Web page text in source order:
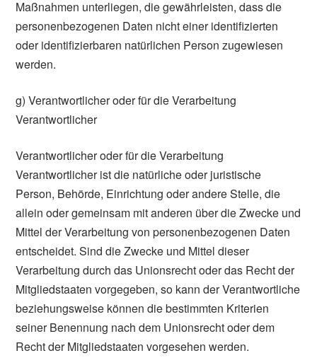
Maßnahmen unterliegen, die gewährleisten, dass die
personenbezogenen Daten nicht einer identifizierten
oder identifizierbaren natürlichen Person zugewiesen
werden.
g) Verantwortlicher oder für die Verarbeitung
Verantwortlicher
Verantwortlicher oder für die Verarbeitung
Verantwortlicher ist die natürliche oder juristische
Person, Behörde, Einrichtung oder andere Stelle, die
allein oder gemeinsam mit anderen über die Zwecke und
Mittel der Verarbeitung von personenbezogenen Daten
entscheidet. Sind die Zwecke und Mittel dieser
Verarbeitung durch das Unionsrecht oder das Recht der
Mitgliedstaaten vorgegeben, so kann der Verantwortliche
beziehungsweise können die bestimmten Kriterien
seiner Benennung nach dem Unionsrecht oder dem
Recht der Mitgliedstaaten vorgesehen werden.